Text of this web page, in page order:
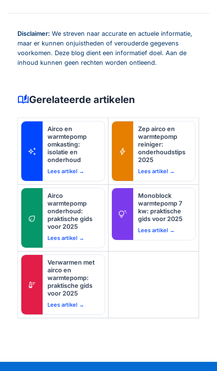
Disclaimer: We streven naar accurate en actuele informatie,
maar er kunnen onjuistheden of verouderde gegevens
voorkomen. Deze blog dient een informatief doel. Aan de
inhoud kunnen geen rechten worden ontleend.
auto_storiesGerelateerde artikelen
auto_awesome
Airco en
warmtepomp
omkasting:
isolatie en
onderhoud
Lees artikel →
bolt
Zep airco en
warmtepomp
reiniger:
onderhoudstips
2025
Lees artikel →
eco
Airco
warmtepomp
onderhoud:
praktische gids
voor 2025
Lees artikel →
tips_and_updates
Monoblock
warmtepomp 7
kw: praktische
gids voor 2025
Lees artikel →
thermostat
Verwarmen met
airco en
warmtepomp:
praktische gids
voor 2025
Lees artikel →